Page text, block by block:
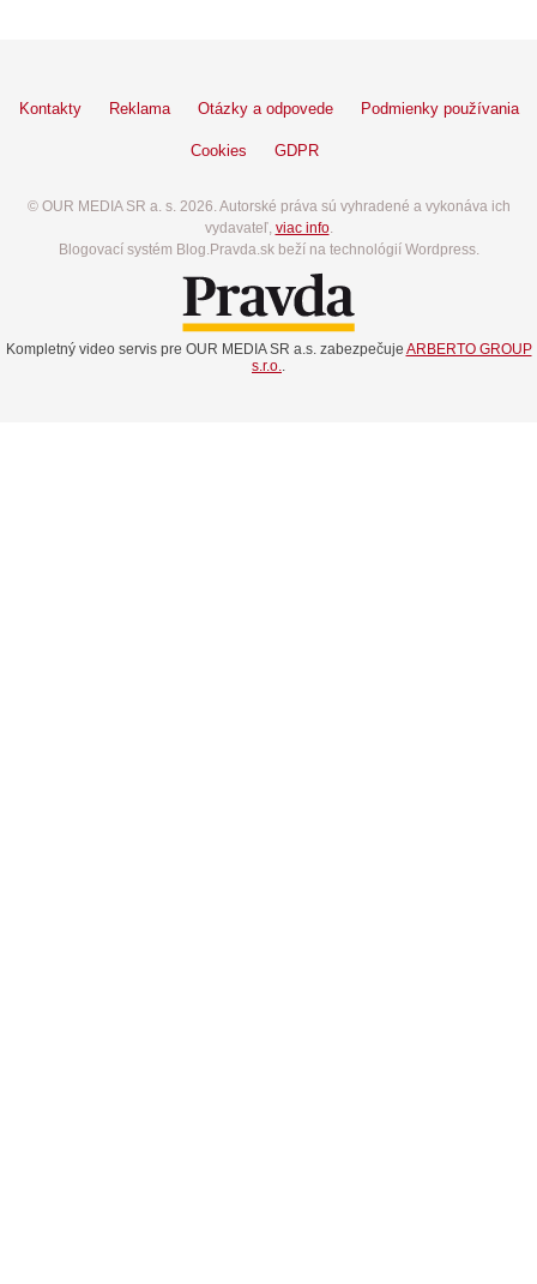
Kontakty Reklama Otázky a odpovede Podmienky používania
Cookies GDPR
© OUR MEDIA SR a. s. 2026. Autorské práva sú vyhradené a vykonáva ich
vydavateľ, viac info.
Blogovací systém Blog.Pravda.sk beží na technológií Wordpress.
Kompletný video servis pre OUR MEDIA SR a.s. zabezpečuje ARBERTO GROUP
s.r.o..